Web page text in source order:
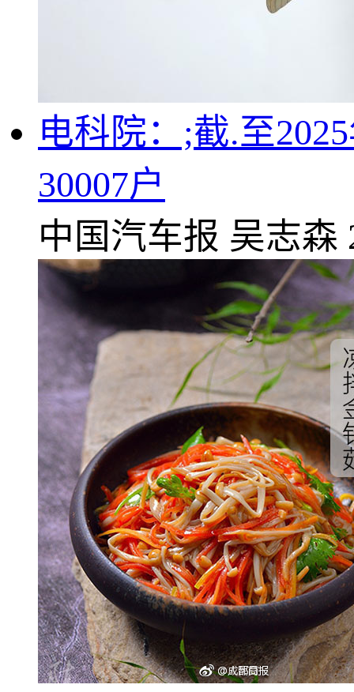
电科院：;截.至
30007户
中国汽车报 吴志森